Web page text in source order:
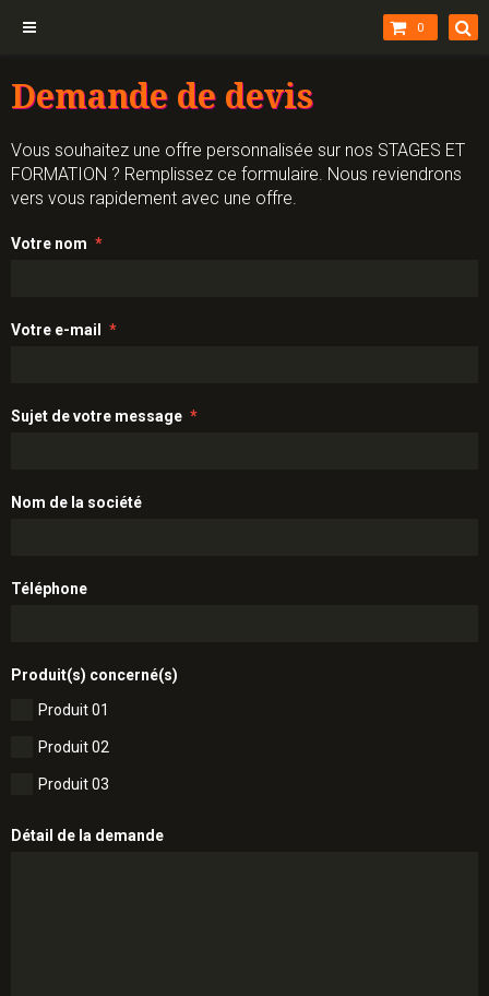
0
Demande de devis
Vous souhaitez une offre personnalisée sur nos STAGES ET
FORMATION ? Remplissez ce formulaire. Nous reviendrons
vers vous rapidement avec une offre.
Votre nom
Votre e-mail
Sujet de votre message
Nom de la société
Téléphone
Produit(s) concerné(s)
Produit 01
Produit 02
Produit 03
Détail de la demande